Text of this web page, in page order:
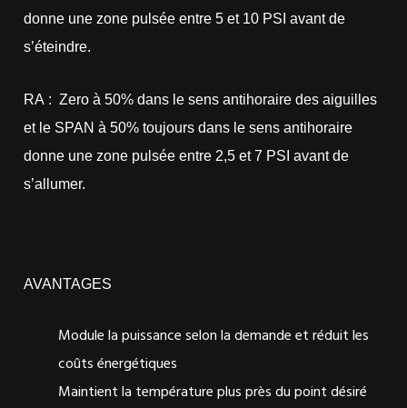
donne une zone pulsée entre 5 et 10 PSI avant de
s’éteindre.
RA : Zero à 50% dans le sens antihoraire des aiguilles
et le SPAN à 50% toujours dans le sens antihoraire
donne une zone pulsée entre 2,5 et 7 PSI avant de
s’allumer.
AVANTAGES
Module la puissance selon la demande et réduit les
coûts énergétiques
Maintient la température plus près du point désiré